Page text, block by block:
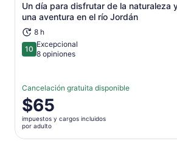
Un día para disfrutar de la naturaleza
una aventura en el río Jordán
8 h
1010 de 10
Excepcional
8 opiniones
Cancelación gratuita disponible
El
precio
es
de
$65
impuestos y cargos incluidos
por adulto
Se abrirá en